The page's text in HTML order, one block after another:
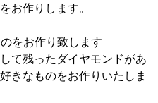
お作りします。
をお作り致します
て残ったダイヤモンドがあ
きなものをお作りいたしま